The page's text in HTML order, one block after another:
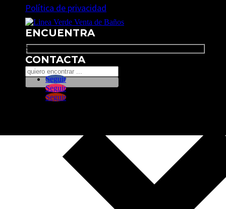
Política de privacidad
ENCUENTRA
Search
CONTACTA
Seguir
Seguir
Seguir